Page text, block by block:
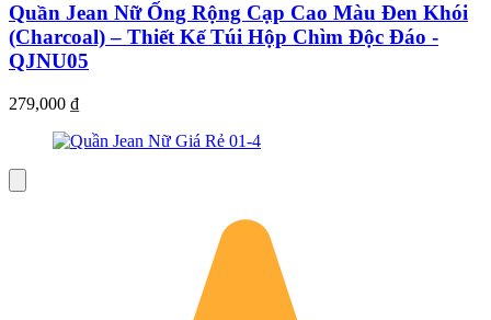
Quần Jean Nữ Ống Rộng Cạp Cao Màu Đen Khói
(Charcoal) – Thiết Kế Túi Hộp Chìm Độc Đáo -
QJNU05
279,000 ₫